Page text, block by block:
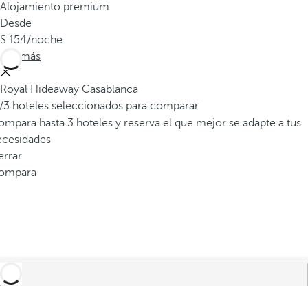
Alojamiento premium
Desde
154/noche
Ver más
Royal Hideaway Casablanca
/3 hoteles seleccionados para comparar
hasta 3 hoteles y reserva el que mejor se adapte a tus